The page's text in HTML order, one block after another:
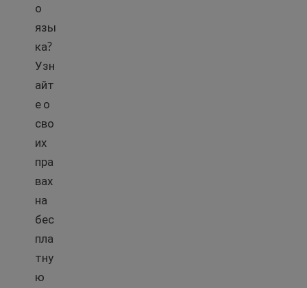
о
язы
ка?
Узн
айт
е о
сво
их
пра
вах
на
бес
пла
тну
ю